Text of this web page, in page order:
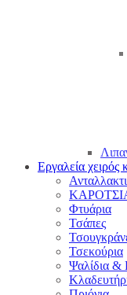
Εργαλεία χειρός
Φτυάρια
Τσάπες
Τσεκούρια
Ψαλίδια &